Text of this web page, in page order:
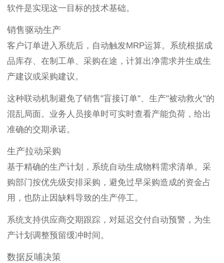
软件是实现这一目标的技术基础。
销售驱动生产
客户订单进入系统后，自动触发MRP运算。系统根据成
品库存、在制工单、采购在途，计算出净需求并生成生
产建议或采购建议。
这种联动机制避免了销售"盲接订单"、生产"被动救火"的
混乱局面。业务人员接单时可实时查看产能负荷，给出
准确的交期承诺。
生产拉动采购
基于精确的生产计划，系统自动生成物料需求清单。采
购部门按优先级安排采购，避免过早采购造成的资金占
用，也防止因缺料导致的生产停工。
系统支持供应商交期跟踪，对延迟交付自动预警，为生
产计划调整预留缓冲时间。
数据反哺决策